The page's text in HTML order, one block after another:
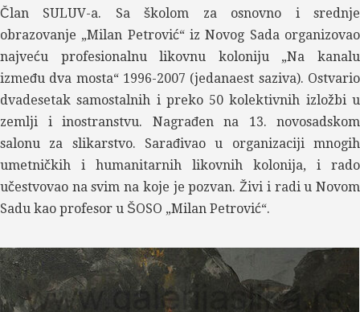
Član SULUV-a. Sa školom za osnovno i srednje
obrazovanje „Milan Petrović“ iz Novog Sada organizovao
najveću profesionalnu likovnu koloniju „Na kanalu
između dva mosta“ 1996-2007 (jedanaest saziva). Ostvario
dvadesetak samostalnih i preko 50 kolektivnih izložbi u
zemlji i inostranstvu. Nagrađen na 13. novosadskom
salonu za slikarstvo. Sarađivao u organizaciji mnogih
umetničkih i humanitarnih likovnih kolonija, i rado
učestvovao na svim na koje je pozvan. Živi i radi u Novom
Sadu kao profesor u ŠOSO „Milan Petrović“.